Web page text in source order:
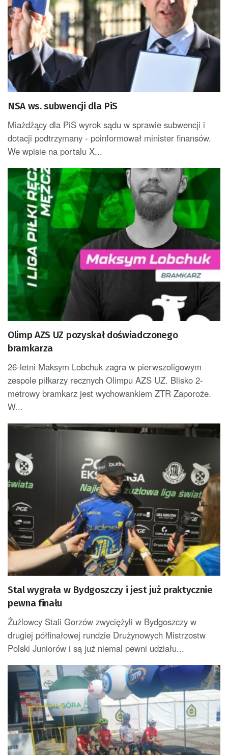
NSA ws. subwencji dla PiS
Miażdżący dla PiS wyrok sądu w sprawie subwencji i
dotacji podtrzymany - poinformował minister finansów.
We wpisie na portalu X...
Olimp AZS UZ pozyskał doświadczonego
bramkarza
26-letni Maksym Lobchuk zagra w pierwszoligowym
zespole piłkarzy recznych Olimpu AZS UZ. Blisko 2-
metrowy bramkarz jest wychowankiem ZTR Zaporoże.
W...
Stal wygrała w Bydgoszczy i jest już praktycznie
pewna finału
Żużlowcy Stali Gorzów zwyciężyli w Bydgoszczy w
drugiej półfinałowej rundzie Drużynowych Mistrzostw
Polski Juniorów i są już niemal pewni udziału...